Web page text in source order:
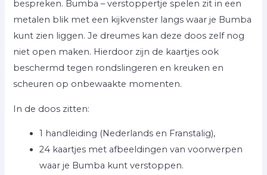
bespreken. Bumba – verstoppertje spelen zit in een
metalen blik met een kijkvenster langs waar je Bumba
kunt zien liggen. Je dreumes kan deze doos zelf nog
niet open maken. Hierdoor zijn de kaartjes ook
beschermd tegen rondslingeren en kreuken en
scheuren op onbewaakte momenten.
In de doos zitten:
1 handleiding (Nederlands en Franstalig),
24 kaartjes met afbeeldingen van voorwerpen
waar je Bumba kunt verstoppen.